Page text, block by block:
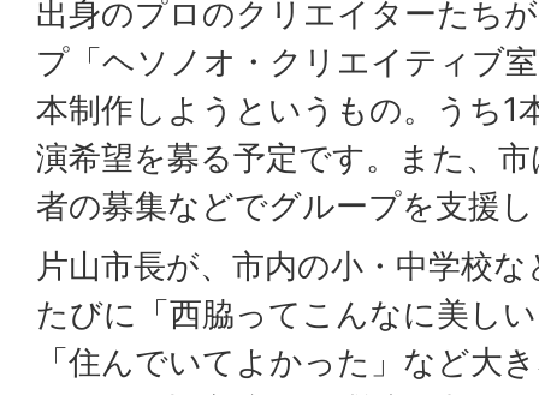
出身のプロのクリエイターたち
プ「ヘソノオ・クリエイティブ
本制作しようというもの。うち1
演希望を募る予定です。また、
者の募集などでグループを支援
片山市長が、市内の小・中学校
たびに「西脇ってこんなに美し
「住んでいてよかった」など大